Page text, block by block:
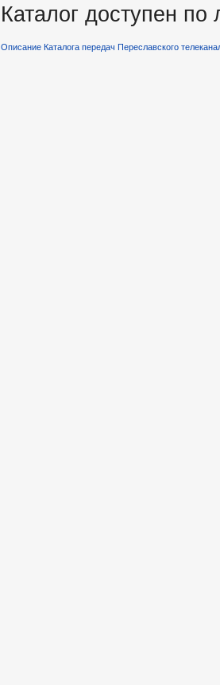
Каталог доступен
Описание Каталога передач Переславского